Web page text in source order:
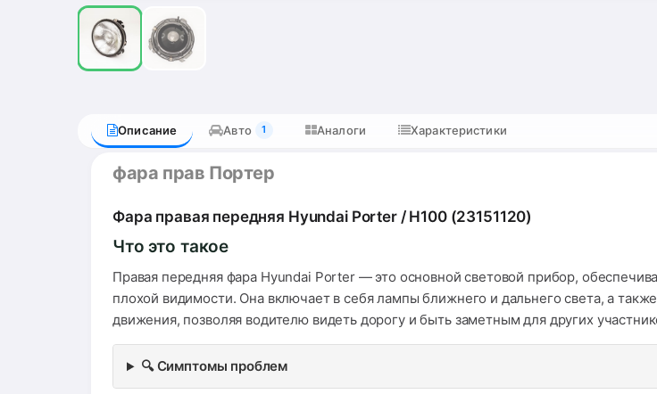
Описание Авто 1 Аналоги Характеристики
фара прав Портер
Фара правая передняя Hyundai Porter / H100 (23151120)
Что это такое
Правая передняя фара Hyundai Porter — это основной световой прибор,
плохой видимости. Она включает в себя лампы ближнего и дальнего света, а
движения, позволяя водителю видеть дорогу и быть заметным для других
🔍 Симптомы проблем